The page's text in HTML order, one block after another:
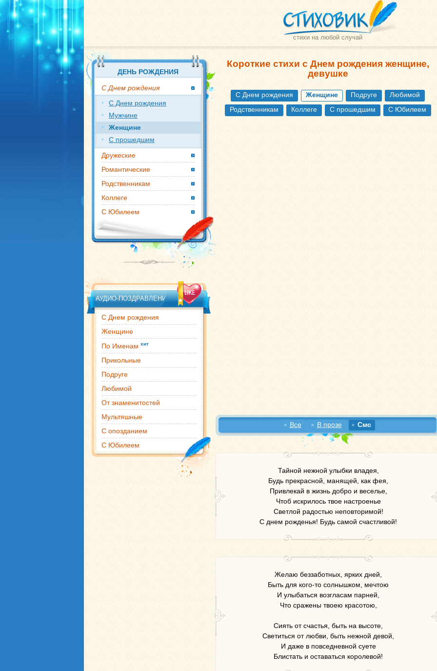
стихи на любой случай
Короткие стихи с Днем рождения женщине,
девушке
С Днем рождения Женщине Подруге
Любимой
Родственникам
Коллеге С прошедшим С Юбилеем
Все В прозе Смс
Тайной нежной улыбки владея,
Будь прекрасной, манящей, как фея,
Привлекай в жизнь добро и веселье,
Чтоб искрилось твое настроенье
Светлой радостью неповторимой!
С днем рожденья! Будь самой счастливой!
Желаю беззаботных, ярких дней,
Быть для кого-то солнышком, мечтою
И улыбаться возгласам парней,
Что сражены твоею красотою,
Сиять от счастья, быть на высоте,
Светиться от любви, быть нежной девой,
И даже в повседневной суете
Блистать и оставаться королевой!
ДЕНЬ РОЖДЕНИЯ
С Днем рождения
С Днем рождения
Мужчине
Женщине
С прошедшим
Дружеские
Романтические
Родственникам
Коллеге
С Юбилеем
АУДИО-ПОЗДРАВЛЕНИЯ
С Днем рождения
Женщине
По Именам хит
Прикольные
Подруге
Любимой
От знаменитостей
Мультяшные
С опозданием
С Юбилеем